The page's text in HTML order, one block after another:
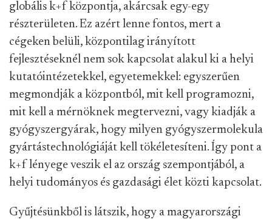
globális k+f központja, akárcsak egy-egy
részterületen. Ez azért lenne fontos, mert a
cégeken belüli, központilag irányított
fejlesztéseknél nem sok kapcsolat alakul ki a helyi
kutatóintézetekkel, egyetemekkel: egyszerűen
megmondják a központból, mit kell programozni,
mit kell a mérnöknek megtervezni, vagy kiadják a
gyógyszergyárak, hogy milyen gyógyszermolekula
gyártástechnológiáját kell tökéletesíteni. Így pont a
k+f lényege veszik el az ország szempontjából, a
helyi tudományos és gazdasági élet közti kapcsolat.
Gyűjtésünkből is látszik, hogy a magyarországi